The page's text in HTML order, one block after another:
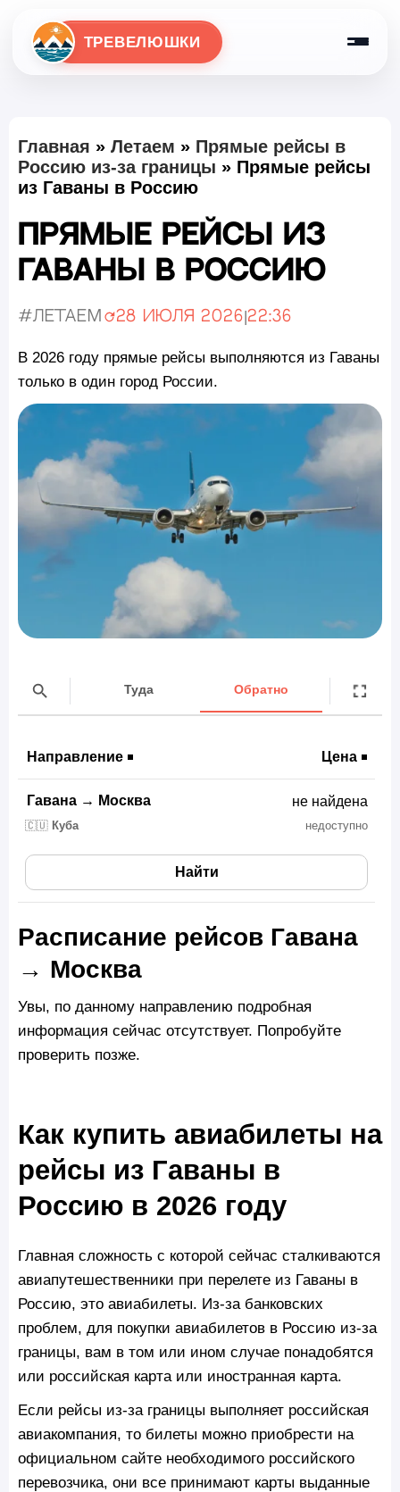
ТРЕВЕЛЮШКИ
Главная » Летаем » Прямые рейсы в
Россию из-за границы » Прямые рейсы
из Гаваны в Россию
Прямые рейсы из
Гаваны в Россию
#Летаем Обновлено:
28 июля 2026 |22:36
В 2026 году прямые рейсы выполняются из Гаваны
только в один город России.
Туда Обратно
Направление Цена
Гавана → Москва
🇨🇺 Куба недоступно
не найдена
Найти
Расписание рейсов Гавана
→ Москва
Увы, по данному направлению подробная
информация сейчас отсутствует. Попробуйте
проверить позже.
Как купить авиабилеты на
рейсы из Гаваны в
Россию в 2026 году
Главная сложность с которой сейчас сталкиваются
авиапутешественники при перелете из Гаваны в
Россию, это авиабилеты. Из-за банковских
проблем, для покупки авиабилетов в Россию из-за
границы, вам в том или ином случае понадобятся
или российская карта или иностранная карта.
Если рейсы из-за границы выполняет российская
авиакомпания, то билеты можно приобрести на
официальном сайте необходимого российского
перевозчика, они все принимают карты выданные